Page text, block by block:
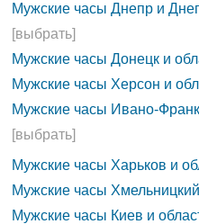
Мужские часы Днепр и
[выбрать]
Мужские часы Донецк и
Мужские часы Херсон и
Мужские часы Ивано-
[выбрать]
Мужские часы Харьков и
Мужские часы
Мужские часы Киев и